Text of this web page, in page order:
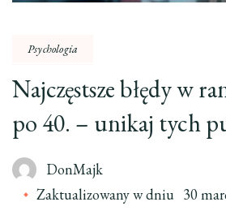
Psychologia
Najczęstsze błędy w
po 40. – unikaj tych
DonMajk
Zaktualizowany w dniu 30